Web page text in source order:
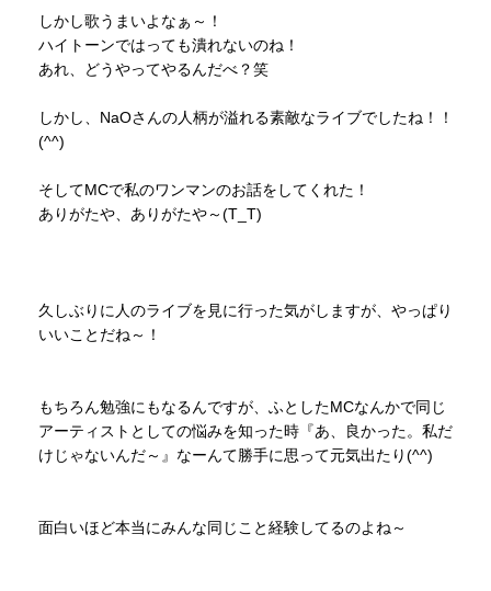
しかし歌うまいよなぁ～！
ハイトーンではっても潰れないのね！
あれ、どうやってやるんだべ？笑
しかし、NaOさんの人柄が溢れる素敵なライブでしたね！！
(^^)
そしてMCで私のワンマンのお話をしてくれた！
ありがたや、ありがたや～(T_T)
久しぶりに人のライブを見に行った気がしますが、やっぱり
いいことだね～！
もちろん勉強にもなるんですが、ふとしたMCなんかで同じ
アーティストとしての悩みを知った時『あ、良かった。私だ
けじゃないんだ～』なーんて勝手に思って元気出たり(^^)
面白いほど本当にみんな同じこと経験してるのよね～